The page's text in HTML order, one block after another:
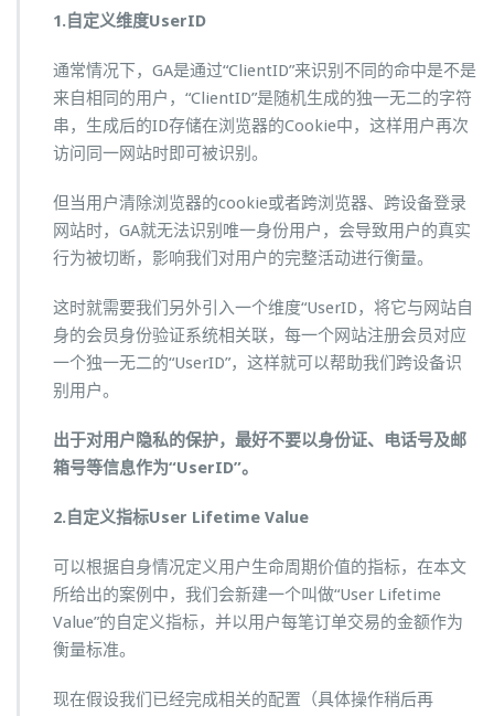
1.自定义维度UserID
通常情况下，GA是通过“ClientID”来识别不同的命中是不是
来自相同的用户，“ClientID”是随机生成的独一无二的字符
串，生成后的ID存储在浏览器的Cookie中，这样用户再次
访问同一网站时即可被识别。
但当用户清除浏览器的cookie或者跨浏览器、跨设备登录
网站时，GA就无法识别唯一身份用户，会导致用户的真实
行为被切断，影响我们对用户的完整活动进行衡量。
这时就需要我们另外引入一个维度“UserID，将它与网站自
身的会员身份验证系统相关联，每一个网站注册会员对应
一个独一无二的“UserID”，这样就可以帮助我们跨设备识
别用户。
出于对用户隐私的保护，最好不要以身份证、电话号及邮
箱号等信息作为“UserID”。
2.自定义指标User Lifetime Value
可以根据自身情况定义用户生命周期价值的指标，在本文
所给出的案例中，我们会新建一个叫做“User Lifetime
Value”的自定义指标，并以用户每笔订单交易的金额作为
衡量标准。
现在假设我们已经完成相关的配置（具体操作稍后再